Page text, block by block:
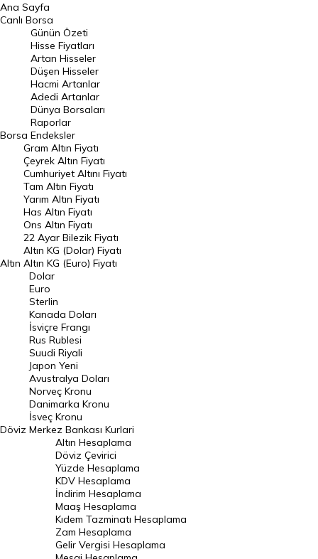
BIST 100 Hisseleri
En Çok Artan Hisseler
En Çok Düşen Hisseler
Hacmi Artanlar
Geçmiş Kapanışlar
Dünya Borsaları
Raporlar
Endeksler
DÖVİZ
Döviz Kuru
Dolar Kuru
Euro Kuru
Pound Kuru
Frank Kuru
Riyal Kuru
Avustralya Doları
Danimarka Kronu Kuru
Kanada Doları Kuru
Norveç Kronu Kuru
İsveç Kronu Kuru
Japon Yeni Kuru
Serbest Piyasa Döviz Kurları
Merkez Bankası Döviz Kurları
Ana Sayfa
Canlı Borsa
Borsa
Günün Özeti
Hisse Fiyatları
Artan Hisseler
Düşen Hisseler
Hacmi Artanlar
Adedi Artanlar
Dünya Borsaları
Raporlar
Endeksler
Altın
Gram Altın Fiyatı
Çeyrek Altın Fiyatı
Cumhuriyet Altını Fiyatı
Tam Altın Fiyatı
Yarım Altın Fiyatı
Has Altın Fiyatı
Ons Altın Fiyatı
22 Ayar Bilezik Fiyatı
Altın KG (Dolar) Fiyatı
Altın KG (Euro) Fiyatı
Döviz
Dolar
Euro
Sterlin
Kanada Doları
İsviçre Frangı
Rus Rublesi
Suudi Riyali
Japon Yeni
Avustralya Doları
Norveç Kronu
Danimarka Kronu
İsveç Kronu
Merkez Bankası Kurlari
Altın Hesaplama
Döviz Çevirici
Yüzde Hesaplama
KDV Hesaplama
İndirim Hesaplama
Maaş Hesaplama
Kıdem Tazminatı Hesaplama
Zam Hesaplama
Gelir Vergisi Hesaplama